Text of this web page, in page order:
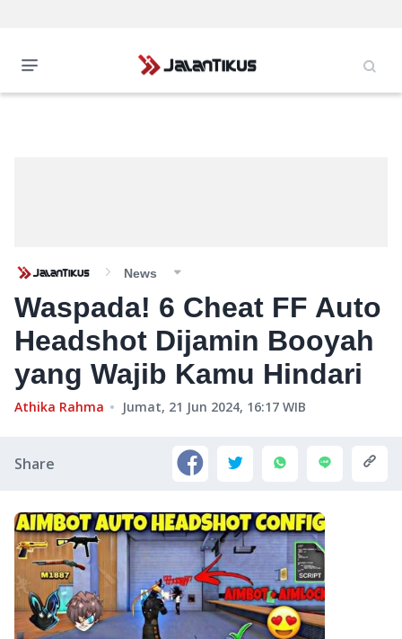
News
Waspada! 6 Cheat FF Auto
Headshot Dijamin Booyah
yang Wajib Kamu Hindari
Athika Rahma Jumat, 21 Jun 2024, 16:17 WIB
Share